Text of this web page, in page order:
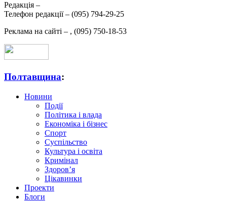
Редакція –
Телефон редакції – (095) 794-29-25
Реклама на сайті – , (095) 750-18-53
Полтавщина:
Новини
Події
Політика і влада
Економіка і бізнес
Спорт
Суспільство
Культура і освіта
Кримінал
Здоров’я
Цікавинки
Проекти
Блоги